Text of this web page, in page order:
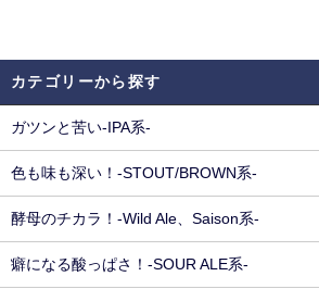
カテゴリーから探す
ガツンと苦い-IPA系-
色も味も深い！-STOUT/BROWN系-
酵母のチカラ！-Wild Ale、Saison系-
癖になる酸っぱさ！-SOUR ALE系-